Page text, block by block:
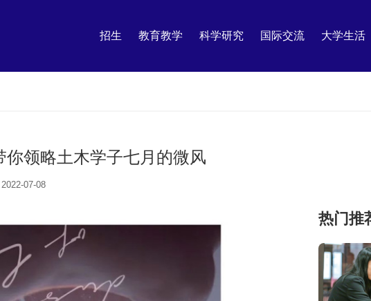
招生 教育教学 科学研究 国际交流 大学生活
领略土木学子七月的微风
2022-07-08